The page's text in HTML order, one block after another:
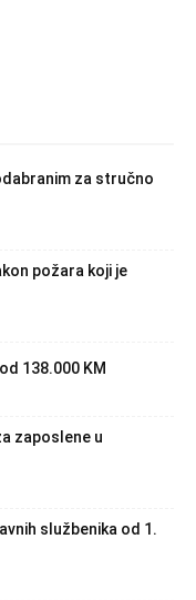
za stručno
požara koji je
138.000 KM
zaposlene u
službenika od 1.